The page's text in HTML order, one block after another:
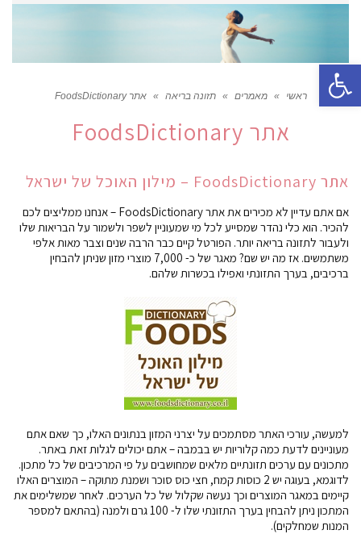
פתח סרגל נגישות
ראשי » מאמרים » תזונה בריאה » אתר FoodsDictionary
אתר FoodsDictionary
אתר FoodsDictionary – מילון האוכל של ישראל
אם אתם עדיין לא מכירים את אתר FoodsDictionary – אנחנו ממליצים לכם
להכיר. הוא כלי נהדר שמסייע לכל מי שמעוניין לשפר ולשמור על הבריאות שלו
ולעבור לתזונה בריאה יותר. הפורטל קיים כבר הרבה שנים וצבר מאות אלפי
משתמשים. אז מה יש שם? מאגר של כ- 7,000 מוצרי מזון שניתן להבחין
ברכיבים, בערך התזונתי ואפילו בכשרות שלהם.
למעשה, עורכי האתר מסתמכים על יצרני המזון בנתונים האלו, כך שאם אתם
מעוניינים לדעת כמה קלוריות יש בבמבה – אתם יכולים לגלות זאת באתר.
מתכונים עם ערכים תזונתיים מלאים שמחושבים על פי המרכיבים של כל מתכון.
לדוגמא, בעוגה יש 2 כוסות קמח, חצי כוס סוכר ושמנת מתוקה – המוצרים האלו
קיימים במאגר המוצרים וכך נעשה שקלול של כל הערכים. לאחר שמשלימים את
המתכון ניתן להבחין בערך התזונתי שלו ל- 100 גרם ולמנה (בהתאם למספר
המנות שמחלקים).